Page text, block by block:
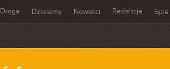
Droga Działamy Nowości Redakcja Spis